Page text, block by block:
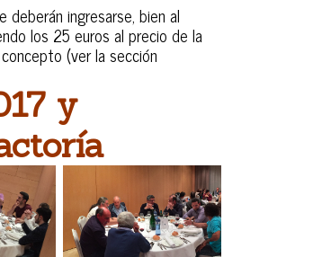
deberán ingresarse, bien al
los 25 euros al precio de la
(ver la sección
y